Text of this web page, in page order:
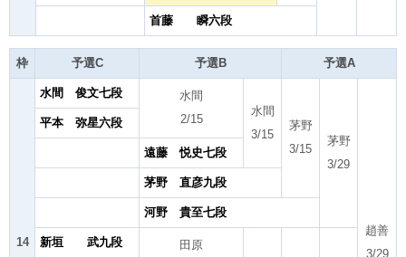
首藤 瞬六段
枠 予選C 予選B 予選A
14
水間 俊文七段
水間
2/15
水間
3/15
茅野
3/15
茅野
3/29
趙善
3/29
平本 弥星六段
遠藤 悦史七段
茅野 直彦九段
河野 貴至七段
新垣 武九段
田原